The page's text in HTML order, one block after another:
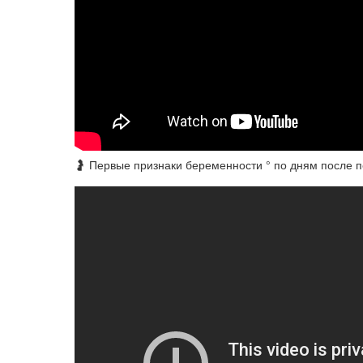
🤰 Первые признаки беременности ° по дням после